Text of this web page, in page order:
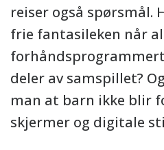
reiser også spørsmål.
frie fantasileken når
deler av samspillet?
man at barn ikke blir
skjermer og digitale